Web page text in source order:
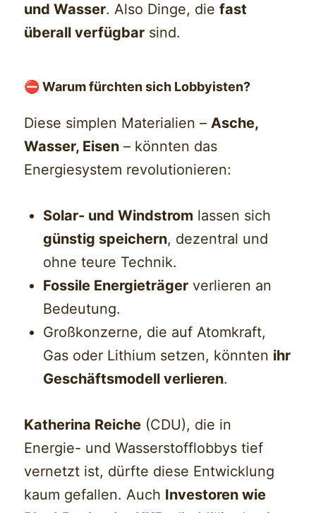
und Wasser. Also Dinge, diefast
überall verfügbar sind.
⛔ Warum fürchten sich Lobbyisten?
Diese simplen Materialien –Asche,
Wasser, Eisen – könnten das
Energiesystem revolutionieren:
Solar- und Windstrom lassen sich
günstig speichern, dezentral und
ohne teure Technik.
Fossile Energieträger verlieren an
Bedeutung.
Großkonzerne, die auf Atomkraft,
Gas oder Lithium setzen, könnten ihr
Geschäftsmodell verlieren.
Katherina Reiche (CDU), die in
Energie- und Wasserstofflobbys tief
vernetzt ist, dürfte diese Entwicklung
kaum gefallen. Auch Investoren wie